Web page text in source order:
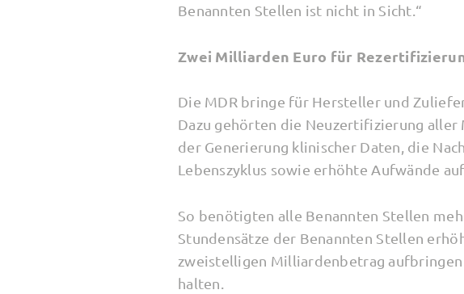
Benannten Stellen ist nicht in Sicht.“
Zwei Milliarden Euro für
Die MDR bringe für Hersteller und
Dazu gehörten die Neuzertifizierung
der Generierung klinischer Daten, die
Lebenszyklus sowie erhöhte Aufwände
So benötigten alle Benannten Stellen
Stundensätze der Benannten Stellen
zweistelligen Milliardenbetrag
halten.